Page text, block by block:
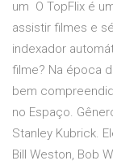
um O TopFlix é
assistir filmes e
indexador
filme? Na época
bem
no Espaço.
Stanley Kubrick.
Bill Weston, Bob